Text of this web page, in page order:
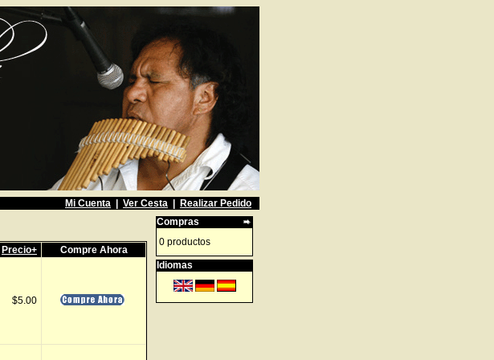
Mi Cuenta Ver Cesta
Realizar Pedido
Precio+ Compre Ahora
$5.00
Compras
0 productos
Idiomas